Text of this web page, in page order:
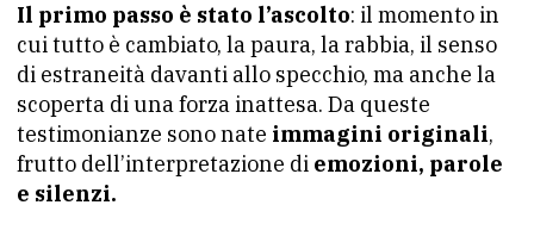
Il primo passo è stato l’ascolto: il momento in
cui tutto è cambiato, la paura, la rabbia, il senso
di estraneità davanti allo specchio, ma anche la
scoperta di una forza inattesa. Da queste
testimonianze sono nate immagini originali,
frutto dell’interpretazione di emozioni, parole
e silenzi.